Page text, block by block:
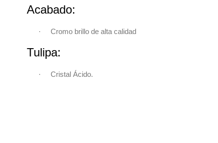
Acabado:
· Cromo brillo de alta calidad
Tulipa:
· Cristal Ácido.